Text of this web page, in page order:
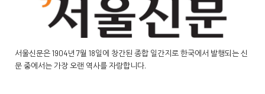
서울신문은 1904년 7월 18일에 창간된 종합 일간지로 한국에서 발행되는 신
문 중에서는 가장 오랜 역사를 자랑합니다.